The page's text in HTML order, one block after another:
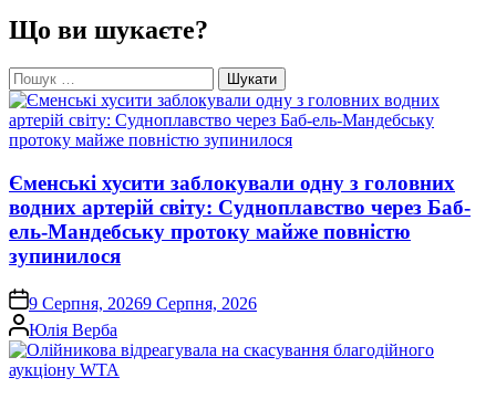
Що ви шукаєте?
Пошук:
Єменські хусити заблокували одну з головних
водних артерій світу: Судноплавство через Баб-
ель-Мандебську протоку майже повністю
зупинилося
on9 Серпня, 20269 Серпня, 2026
Опубліковано
Юлія Верба